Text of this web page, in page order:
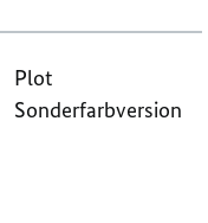
Plot
Sonderfarbversion